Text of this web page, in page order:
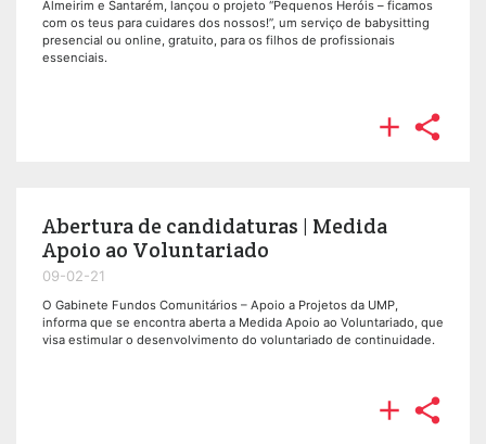
Almeirim e Santarém, lançou o projeto “Pequenos Heróis – ficamos
com os teus para cuidares dos nossos!”, um serviço de babysitting
presencial ou online, gratuito, para os filhos de profissionais
essenciais.
 
Abertura de candidaturas | Medida
Apoio ao Voluntariado
09-02-21
O Gabinete Fundos Comunitários – Apoio a Projetos da UMP,
informa que se encontra aberta a Medida Apoio ao Voluntariado, que
visa estimular o desenvolvimento do voluntariado de continuidade.
 